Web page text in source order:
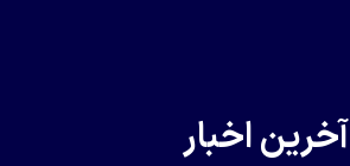
آخرین اخبار